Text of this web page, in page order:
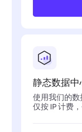
静态数据中
使用我们的数
仅按 IP 计费